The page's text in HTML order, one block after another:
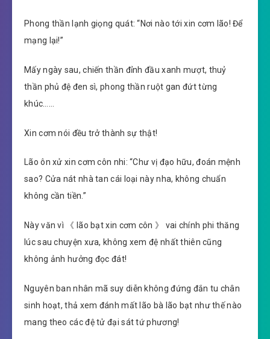
Phong thần lạnh giọng quát: “Nơi nào tới xin cơm lão! Để
mạng lại!”
Mấy ngày sau, chiến thần đỉnh đầu xanh mượt, thuỷ
thần phủ đệ đen sì, phong thần ruột gan đứt từng
khúc……
Xin cơm nói đều trở thành sự thật!
Lão ôn xử xin cơm côn nhi: “Chư vị đạo hữu, đoán mệnh
sao? Cửa nát nhà tan cái loại này nha, không chuẩn
không cần tiền.”
Này văn vì 《 lão bạt xin cơm côn 》 vai chính phi thăng
lúc sau chuyện xưa, không xem đệ nhất thiên cũng
không ảnh hưởng đọc đát!
Nguyên ban nhân mã suy diễn không đứng đắn tu chân
sinh hoạt, thả xem đánh mất lão bà lão bạt như thế nào
mang theo các đệ tử đại sát tứ phương!